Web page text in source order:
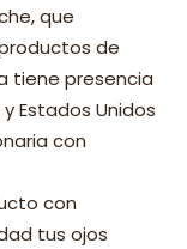
que
de
tiene presencia
Estados Unidos
con
con
tus ojos